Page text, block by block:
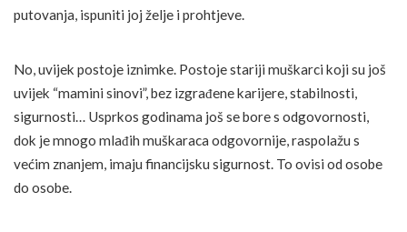
putovanja, ispuniti joj želje i prohtjeve.
No, uvijek postoje iznimke. Postoje stariji muškarci koji su još
uvijek “mamini sinovi”, bez izgrađene karijere, stabilnosti,
sigurnosti… Usprkos godinama još se bore s odgovornosti,
dok je mnogo mlađih muškaraca odgovornije, raspolažu s
većim znanjem, imaju financijsku sigurnost. To ovisi od osobe
do osobe.